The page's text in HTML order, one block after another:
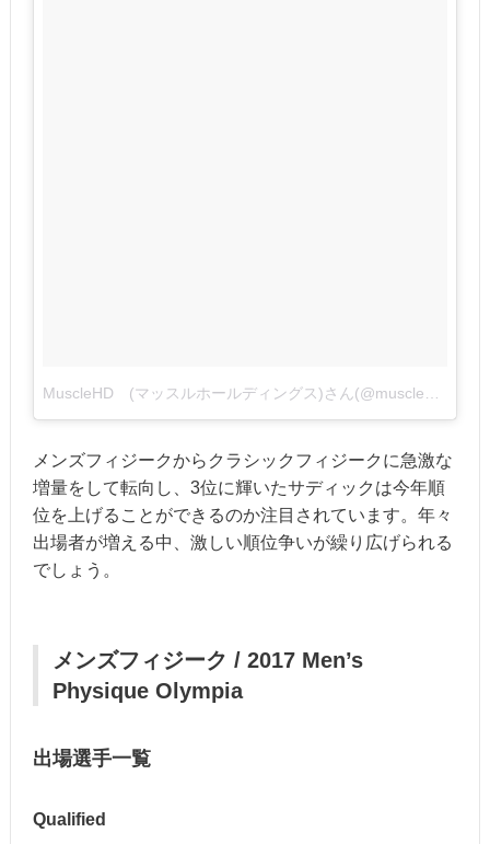
メンズフィジークからクラシックフィジークに急激な
増量をして転向し、3位に輝いたサディックは今年順
位を上げることができるのか注目されています。年々
出場者が増える中、激しい順位争いが繰り広げられる
でしょう。
メンズフィジーク / 2017 Men’s
Physique Olympia
出場選手一覧
Qualified